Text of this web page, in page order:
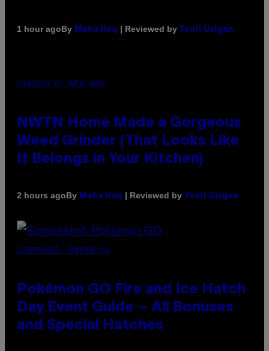
1 hour agoBy Maha Haq | Reviewed by Ysolt Usigan
COURTESY OF NWTN HOME
NWTN Home Made a Gorgeous
Weed Grinder (That Looks Like
It Belongs in Your Kitchen)
2 hours agoBy Maha Haq | Reviewed by Ysolt Usigan
SCREENSHOT: POKEMON GO
Pokémon GO Fire and Ice Hatch
Day Event Guide – All Bonuses
and Special Hatches